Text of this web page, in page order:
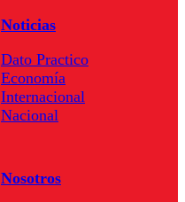
Noticias
Dato Practico
Economía
Internacional
Nacional
Nosotros